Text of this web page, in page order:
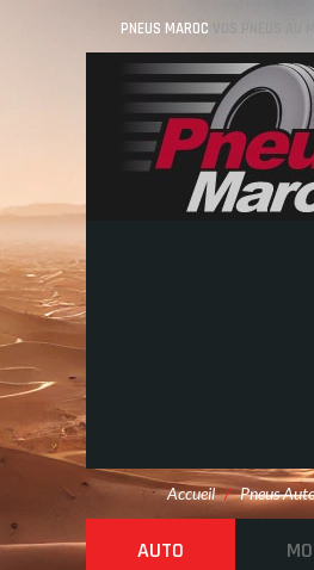
PNEUS MAROC VOS PNEUS AU
Accueil / Pneus
AUTO